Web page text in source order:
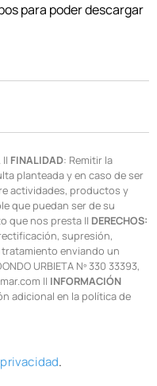
para poder descargar
|| FINALIDAD: Remitir la
planteada y en caso de ser
actividades, productos y
que puedan ser de su
que nos presta || DERECHOS:
supresión,
enviando un
URBIETA Nº 330 33393,
|| INFORMACIÓN
adicional en la política de
.